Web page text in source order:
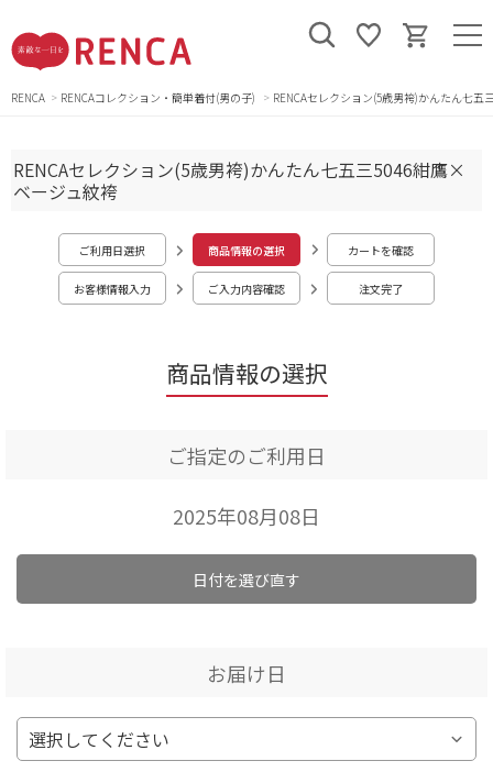
RENCA RENCAコレクション・簡単着付(男の子) RENCAセレクション(5歳男袴)かんたん七五
商品情報の選択
RENCAセレクション(5歳男袴)かんたん七五三5046紺鷹×
ベージュ紋袴
ご利用日選択 商品情報の選択 カートを確認
お客様情報入力 ご入力内容確認 注文完了
ご指定のご利用日
2025年08月08日
日付を選び直す
お届け日